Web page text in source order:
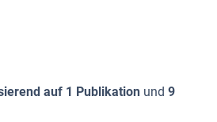
auf 1 Publikation und 9